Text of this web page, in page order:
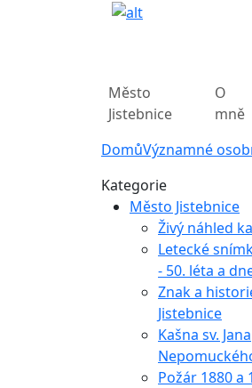
Město
Jistebnice
O
mně
DomůVýznamné
Kategorie
Město Jistebnice
Živý náhled
Letecké
- 50. léta a
Znak a
Jistebnice
Kašna sv. Jana
Požár 1880 a